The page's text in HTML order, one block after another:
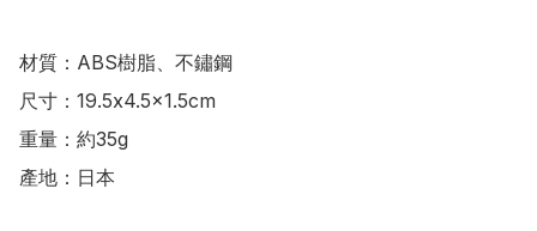
材質：ABS樹脂、不鏽鋼
尺寸：19.5x4.5x1.5cm
重量：約35g
產地：日本